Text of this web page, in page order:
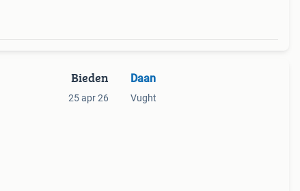
Bieden
25 apr 26
Daan
Vught